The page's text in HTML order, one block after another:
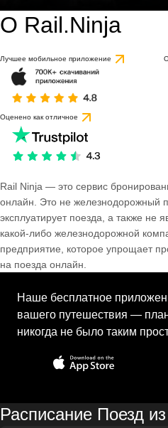
О Rail.Ninja
Лучшее мобильное приложение
Оценено как отличное
Rail Ninja — это сервис
онлайн. Это не железнодорожный
эксплуатирует поезда, а также не
какой-либо железнодорожной
предприятие, которое упрощает
на поезда онлайн.
Наше бесплатное
вашего путешествия —
никогда не было таким
Расписание Поезд